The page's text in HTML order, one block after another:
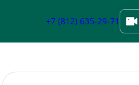
+7 (812) 635-29-71